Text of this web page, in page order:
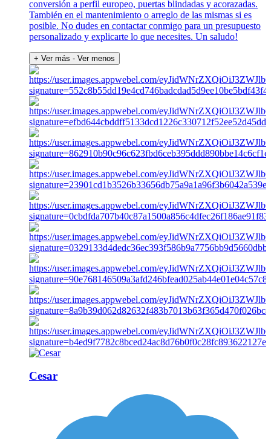
conversión a perfil europeo, puertas blindadas y acorazadas.
También en el mantenimiento o arreglo de las mismas si es
posible. No dudes en contactar conmigo para un presupuesto
personalizado y explicarte lo que necesites. Un saludo!
+ Ver más - Ver menos
Cesar